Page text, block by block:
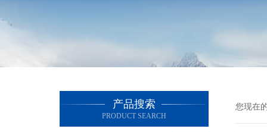
产品搜索
PRODUCT SEARCH
您现在